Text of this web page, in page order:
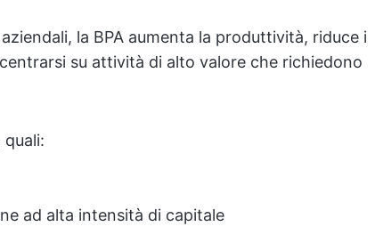
la BPA aumenta la produttività, riduce i
su attività di alto valore che richiedono
ad alta intensità di capitale